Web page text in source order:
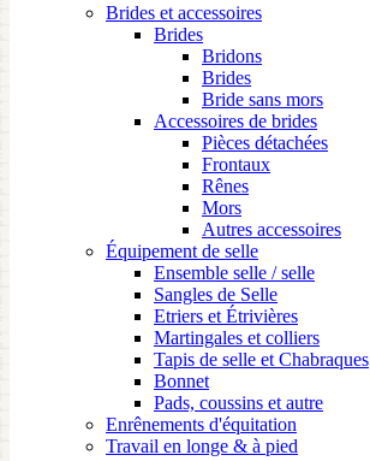
Brides et accessoires
Brides
Bridons
Brides
Bride sans mors
Accessoires de brides
Pièces détachées
Frontaux
Rênes
Mors
Autres accessoires
Équipement de selle
Ensemble selle / selle
Sangles de Selle
Etriers et Étrivières
Martingales et colliers
Tapis de selle et Chabraques
Bonnet
Pads, coussins et autre
Enrênements d'équitation
Travail en longe & à pied